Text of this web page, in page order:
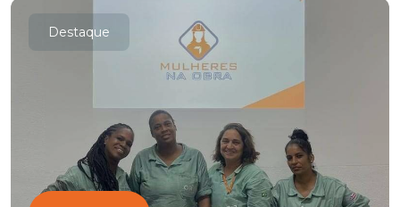
Destaque